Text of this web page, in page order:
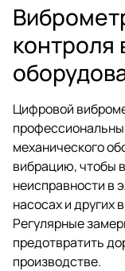
контроля
Цифровой
механического
вибрацию, чтобы
неисправности в
насосах и
Регулярные
предотвратить
производстве.